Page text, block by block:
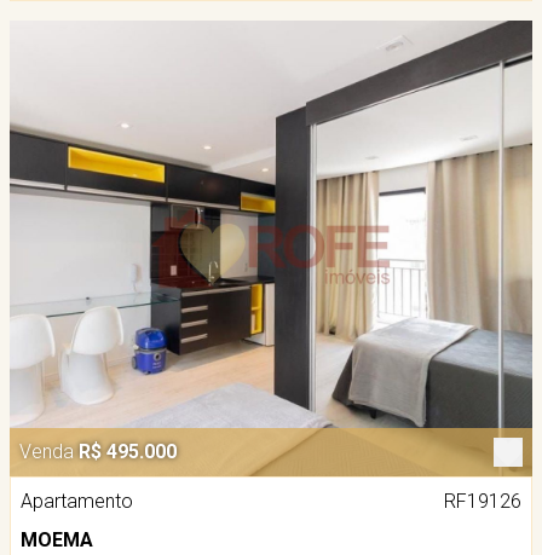
Venda R$ 495.000
Apartamento
RF19126
MOEMA